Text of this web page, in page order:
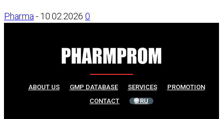
Pharma - 10.02.2026 0
ABOUT US GMP DATABASE SERVICES
PROMOTION
CONTACT
🌐 RU